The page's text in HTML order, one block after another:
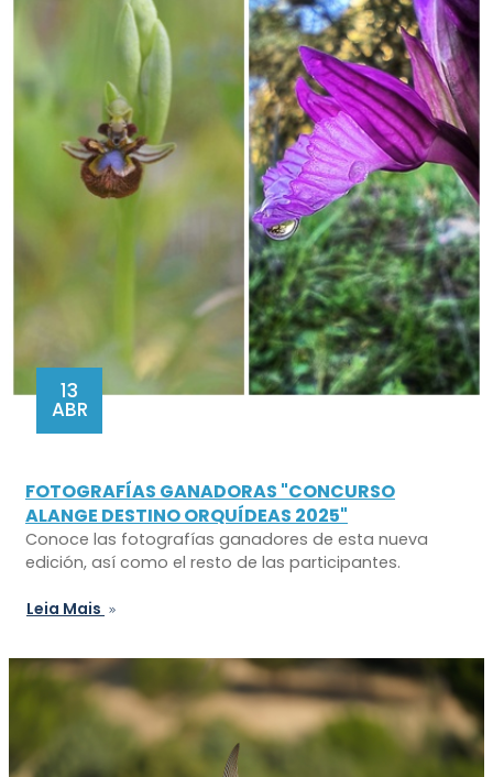
13
ABR
FOTOGRAFÍAS GANADORAS "CONCURSO
ALANGE DESTINO ORQUÍDEAS 2025"
Conoce las fotografías ganadores de esta nueva
edición, así como el resto de las participantes.
Leia Mais